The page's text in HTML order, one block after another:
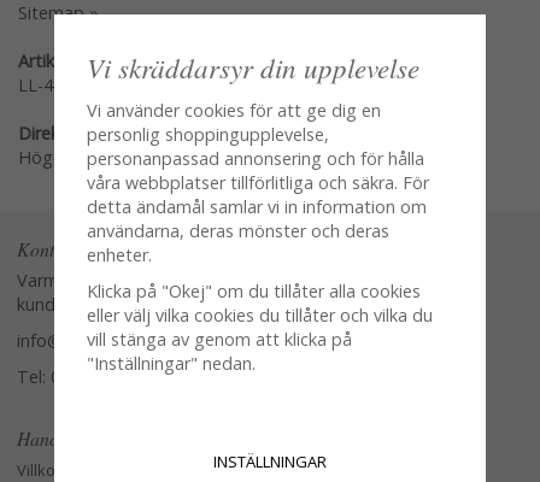
Sitemap »
Artikelnummer:
LL-41
Direktlänk:
Högerklicka och kopiera adressen
Kontakta oss
Varmt välkommen att kontakta vår
kundtjänst.
info@glasverandan.se
Tel: 079-3495968
Handla
Villkor
Vi skräddarsyr din upplevelse
Vi använder cookies för att ge dig en
personlig shoppingupplevelse,
personanpassad annonsering och för hålla
våra webbplatser tillförlitliga och säkra. För
detta ändamål samlar vi in information om
användarna, deras mönster och deras
enheter.
Klicka på "Okej" om du tillåter alla cookies
eller välj vilka cookies du tillåter och vilka du
vill stänga av genom att klicka på
"Inställningar" nedan.
INSTÄLLNINGAR